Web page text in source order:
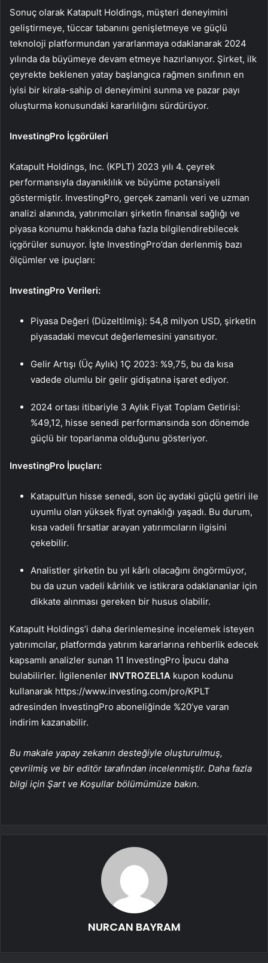
Sonuç olarak Katapult Holdings, müşteri deneyimini
geliştirmeye, tüccar tabanını genişletmeye ve güçlü
teknoloji platformundan yararlanmaya odaklanarak 2024
yılında da büyümeye devam etmeye hazırlanıyor. Şirket, ilk
çeyrekte beklenen yatay başlangıca rağmen sınıfının en
iyisi bir kirala-sahip ol deneyimini sunma ve pazar payı
oluşturma konusundaki kararlılığını sürdürüyor.
InvestingPro İçgörüleri
Katapult Holdings, Inc. (KPLT) 2023 yılı 4. çeyrek
performansıyla dayanıklılık ve büyüme potansiyeli
göstermiştir. InvestingPro, gerçek zamanlı veri ve uzman
analizi alanında, yatırımcıları şirketin finansal sağlığı ve
piyasa konumu hakkında daha fazla bilgilendirebilecek
içgörüler sunuyor. İşte InvestingPro’dan derlenmiş bazı
ölçümler ve ipuçları:
InvestingPro Verileri:
Piyasa Değeri (Düzeltilmiş): 54,8 milyon USD, şirketin
piyasadaki mevcut değerlemesini yansıtıyor.
Gelir Artışı (Üç Aylık) 1Ç 2023: %9,75, bu da kısa
vadede olumlu bir gelir gidişatına işaret ediyor.
2024 ortası itibariyle 3 Aylık Fiyat Toplam Getirisi:
%49,12, hisse senedi performansında son dönemde
güçlü bir toparlanma olduğunu gösteriyor.
InvestingPro İpuçları:
Katapult’un hisse senedi, son üç aydaki güçlü getiri ile
uyumlu olan yüksek fiyat oynaklığı yaşadı. Bu durum,
kısa vadeli fırsatlar arayan yatırımcıların ilgisini
çekebilir.
Analistler şirketin bu yıl kârlı olacağını öngörmüyor,
bu da uzun vadeli kârlılık ve istikrara odaklananlar için
dikkate alınması gereken bir husus olabilir.
Katapult Holdings’i daha derinlemesine incelemek isteyen
yatırımcılar, platformda yatırım kararlarına rehberlik edecek
kapsamlı analizler sunan 11 InvestingPro İpucu daha
bulabilirler. İlgilenenler INVTROZEL1A kupon kodunu
kullanarak https://www.investing.com/pro/KPLT
adresinden InvestingPro aboneliğinde %20’ye varan
indirim kazanabilir.
Bu makale yapay zekanın desteğiyle oluşturulmuş,
çevrilmiş ve bir editör tarafından incelenmiştir. Daha fazla
bilgi için Şart ve Koşullar bölümümüze bakın.
NURCAN BAYRAM